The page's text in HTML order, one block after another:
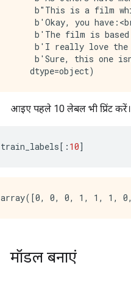
आइए पहले 10 लेबल भी प्रिंट करें।
train_labels[: 10]
मॉडल बनाएं